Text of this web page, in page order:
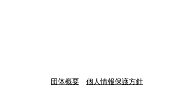
団体概要 個人情報保護方針